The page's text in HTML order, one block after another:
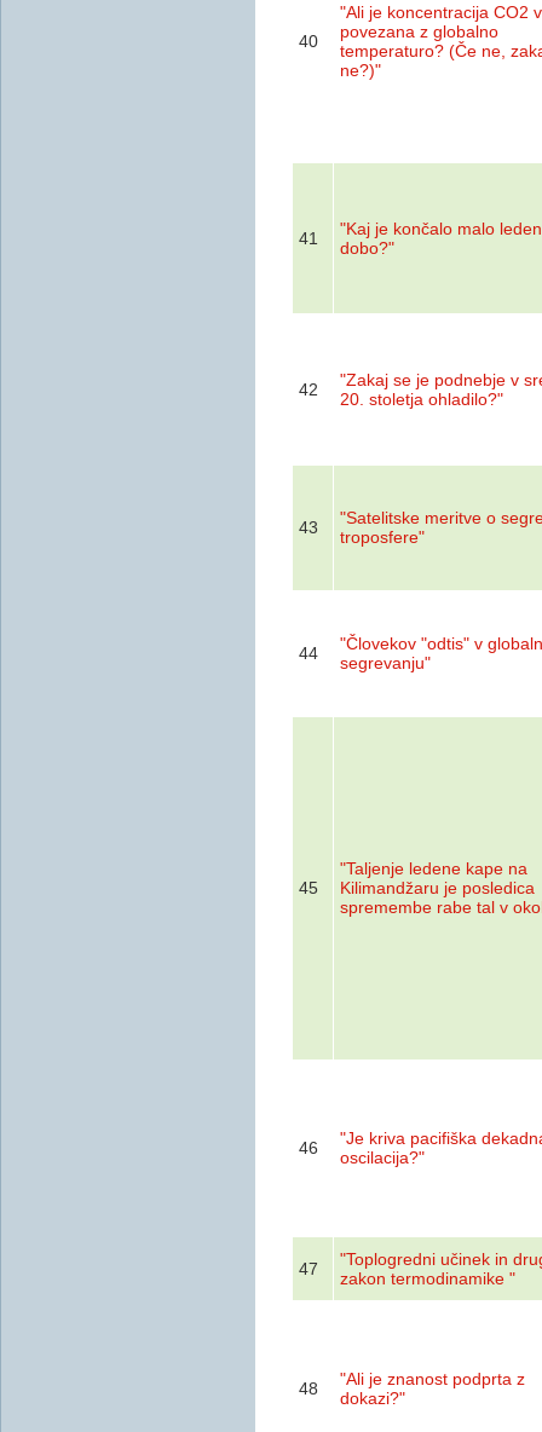
40
"Ali je koncentracija CO2
povezana z globalno
temperaturo? (Če ne,
ne?)"
41
"Kaj je končalo malo
dobo?"
42
"Zakaj se je podnebje v
20. stoletja ohladilo?"
43
"Satelitske meritve o
troposfere"
44
"Človekov "odtis" v
segrevanju"
45
"Taljenje ledene kape na
Kilimandžaru je posledica
spremembe rabe tal v
46
"Je kriva pacifiška
oscilacija?"
47
"Toplogredni učinek in
zakon termodinamike "
48
"Ali je znanost podprta z
dokazi? "